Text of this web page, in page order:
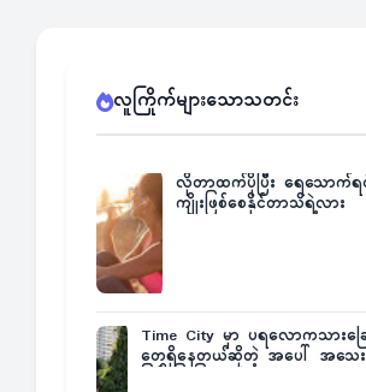
လူကြိုက်များသောသတင်း
လိုတာထက်ပိုပြီး ရေသောက်
ကျိုးဖြစ်စေနိုင်တာသိရဲ့လား
Time City မှာ ပရလောကသားခ
တွေရှိနေတယ်ဆိုတဲ့ အပေါ် အသေ